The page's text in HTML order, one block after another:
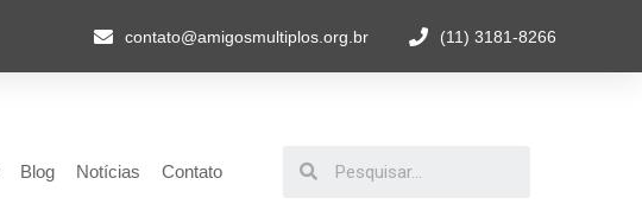
contato@amigosmultiplos.org.br (11) 3181-8266
Blog Notícias Contato